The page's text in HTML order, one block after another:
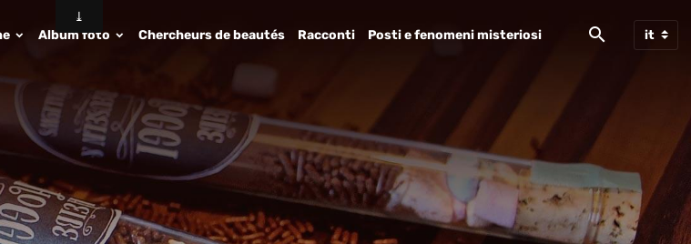
Album foto Chercheurs de beautés Racconti Posti e fenomeni misteriosi